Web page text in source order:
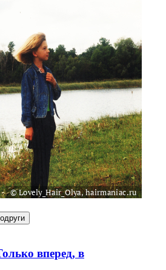
вперед, в